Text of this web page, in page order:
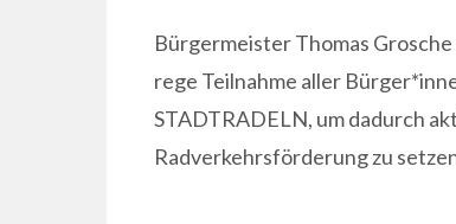
Bürgermeister Thomas
rege Teilnahme aller
STADTRADELN, um dadurch
Radverkehrsförderung zu